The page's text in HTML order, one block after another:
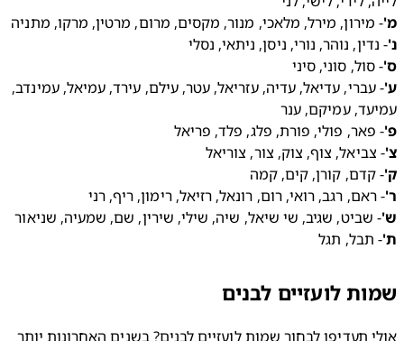
מירון, מירל, מלאכי, מנור, מקסים, מרום, מרטין, מרקו, מתניה
נוהר, נורי, ניסן, ניתאי, נסלי
סוני, סיני
- עברי, עדיאל, עדיה, עזריאל, עטר, עילם, עירד, עמיאל, עמינדב,
עמיקם, ענר
פולי, פורת, פלג, פלד, פריאל
צוף, צוק, צור, צוריאל
קדם, קורן, קים, קמה
רגב, רואי, רום, רונאל, רזיאל, רימון, ריף, רני
שביט, שגיב, שי שיאל, שיה, שילי, שירין, שם, שמעיה, שניאור
תבל, תגל
לועזיים לבנים
אולי תעדיפו לבחור שמות לועזיים לבנים? בשנים האחרונות יותר